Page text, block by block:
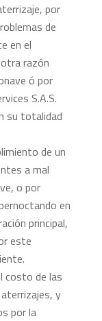
por
de
en el
razón
ó por
S.A.S.
su totalidad
de un
a mal
o por
en
principal,
este
costo de las
y
por la